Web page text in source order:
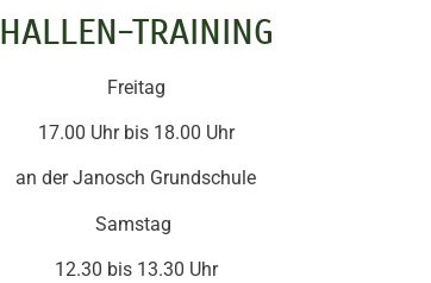
HALLEN-TRAINING
Freitag
17.00 Uhr bis 18.00 Uhr
an der Janosch Grundschule
Samstag
12.30 bis 13.30 Uhr